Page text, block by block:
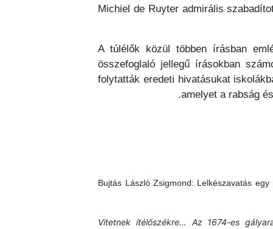
Michiel de Ruyter admirális
A túlélők közül többen írásban
összefoglaló jellegű írásokban
folytatták eredeti hivatásukat
amelyet a rabság
Bujtás László Zsigmond: Lelkészavatás
Vitetnek ítélőszékre… Az 1674-es